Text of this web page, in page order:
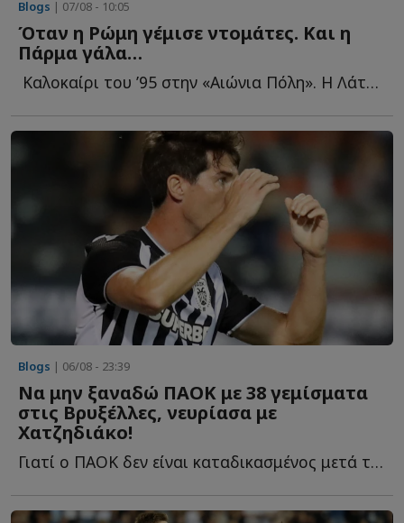
Blogs | 07/08 - 10:05
Όταν η Ρώμη γέμισε ντομάτες. Και η
Πάρμα γάλα…
Καλοκαίρι του ’95 στην «Αιώνια Πόλη». Η Λάτσιο ανακοινώνει τ...
Blogs | 06/08 - 23:39
Να μην ξαναδώ ΠΑΟΚ με 38 γεμίσματα
στις Βρυξέλλες, νευρίασα με
Χατζηδιάκο!
Γιατί ο ΠΑΟΚ δεν είναι καταδικασμένος μετά την ήττα στην Τούμπα από την Άντε...